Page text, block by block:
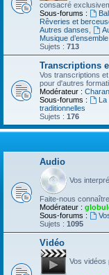
consacré
Sous-forums :
Rêveries et
Autres danses
Musique d’ensemble
Sujets : 713
Transcriptions
Vos transcriptions
pour d'autres
Modérateur :
Sous-forums :
La
traditionnelles
Sujets : 176
Audio
Vos
Faite-nous
Modérateur :
Sous-forums :
Sujets : 1095
Vidéo
Vos vidéos